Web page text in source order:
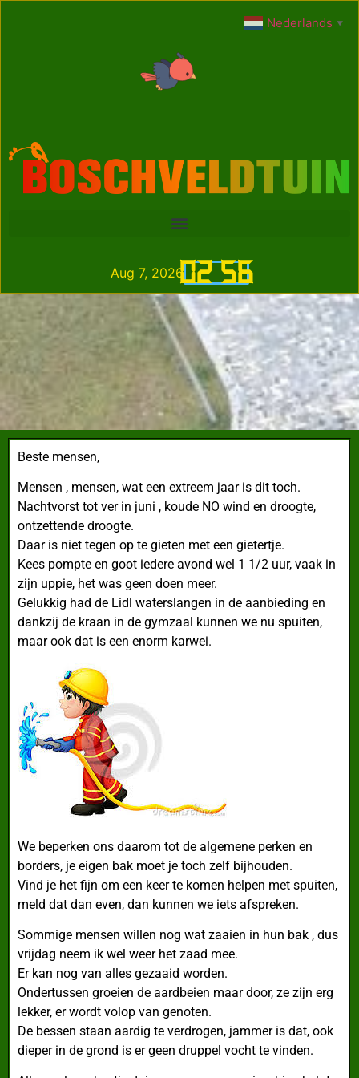
02:56
Aug 7, 2026
Beste mensen,
Mensen , mensen, wat een extreem jaar is dit toch.
Nachtvorst tot ver in juni , koude NO wind en droogte,
ontzettende droogte.
Daar is niet tegen op te gieten met een gietertje.
Kees pompte en goot iedere avond wel 1 1/2 uur, vaak in
zijn uppie, het was geen doen meer.
Gelukkig had de Lidl waterslangen in de aanbieding en
dankzij de kraan in de gymzaal kunnen we nu spuiten,
maar ook dat is een enorm karwei.
We beperken ons daarom tot de algemene perken en
borders, je eigen bak moet je toch zelf bijhouden.
Vind je het fijn om een keer te komen helpen met spuiten,
meld dat dan even, dan kunnen we iets afspreken.
Sommige mensen willen nog wat zaaien in hun bak , dus
vrijdag neem ik wel weer het zaad mee.
Er kan nog van alles gezaaid worden.
Ondertussen groeien de aardbeien maar door, ze zijn erg
lekker, er wordt volop van genoten.
De bessen staan aardig te verdrogen, jammer is dat, ook
dieper in de grond is er geen druppel vocht te vinden.
Nederlands ▼